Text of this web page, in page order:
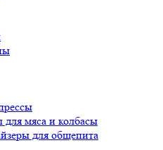
мяса и колбасы
для общепита